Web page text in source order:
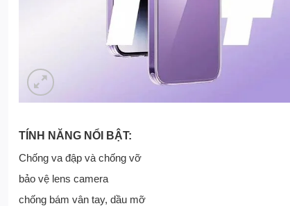
TÍNH NĂNG NỔI BẬT:
Chống va đập và chống vỡ
bảo vệ lens camera
chống bám vân tay, dầu mỡ